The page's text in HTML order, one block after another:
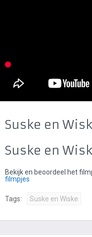
Suske en
Suske en
Bekijk en beoordeel het
filmpjes
Tags: Suske en Wiske